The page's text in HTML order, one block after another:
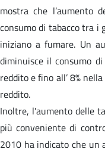
mostra che l’aumento
consumo di tabacco tra i
iniziano a fumare. Un
diminuisce il consumo
reddito e fino all’ 8%
reddito.
Inoltre, l'aumento delle
più conveniente di
2010 ha indicato che un